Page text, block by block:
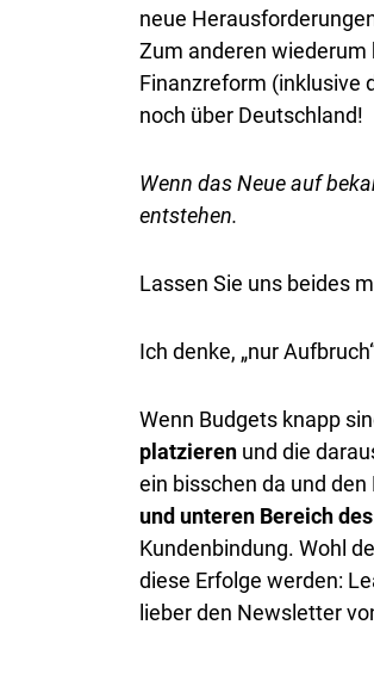
neue
Zum anderen wiederum
Finanzreform (inklusive
noch über Deutschland!
Wenn das Neue auf
entstehen.
Lassen Sie uns beides
Ich denke, „nur
Wenn Budgets knapp
platzieren und die
ein bisschen da und
und unteren Bereich
Kundenbindung. Wohl
diese Erfolge werden:
lieber den Newsletter